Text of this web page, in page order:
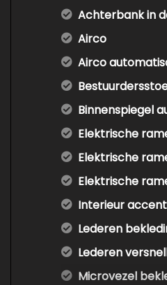
Achterbank in
Airco
Airco
Binnenspiegel
Elektrische
Elektrische
Elektrische
Interieur
Lederen
Lederen
Microvezel